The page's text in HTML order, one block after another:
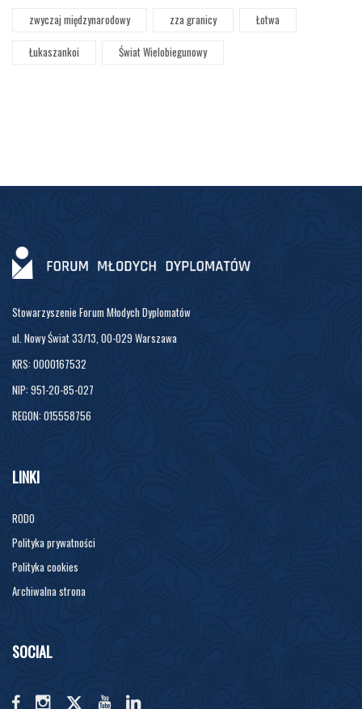
zwyczaj międzynarodowy
zza granicy
Łotwa
Łukaszankoi
Świat Wielobiegunowy
Stowarzyszenie Forum Młodych Dyplomatów
ul. Nowy Świat 33/13, 00-029 Warszawa
KRS: 0000167532
NIP: 951-20-85-027
REGON: 015558756
LINKI
RODO
Polityka prywatności
Polityka cookies
Archiwalna strona
SOCIAL